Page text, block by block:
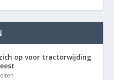
op voor tractorwijding